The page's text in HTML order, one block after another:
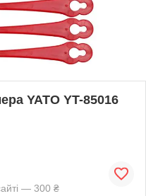
YATO YT-85016
— 300 ₴